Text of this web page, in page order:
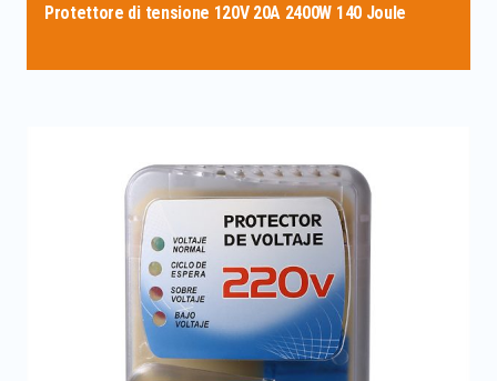
Protettore di tensione 120V 20A 2400W 140 Joule